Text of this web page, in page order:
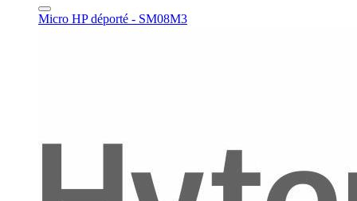
Micro HP déporté - SM08M3